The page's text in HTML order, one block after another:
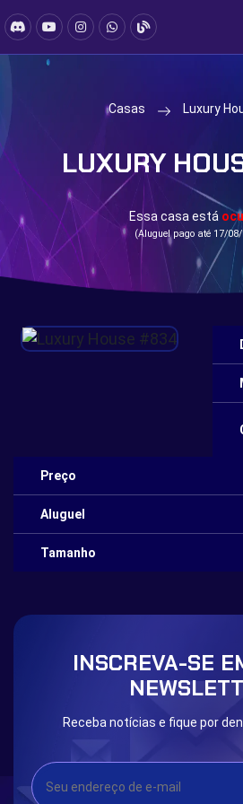
Casas Luxury
LUXURY
Essa casa está
(Aluguel pago até 17/
Preço
Aluguel
Tamanho
INSCREVA-SE
Receba notícias e fique por